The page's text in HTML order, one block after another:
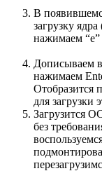
В
загрузку
нажимаем “e”
Дописываем
нажимаем
Отобразится
для загрузки
Загрузится
без